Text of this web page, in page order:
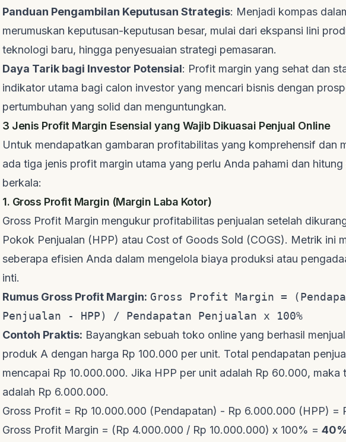
Panduan Pengambilan Keputusan Strategis: Menjadi kompas
merumuskan keputusan-keputusan besar, mulai dari ekspansi lini
teknologi baru, hingga penyesuaian strategi pemasaran.
Daya Tarik bagi Investor Potensial: Profit margin yang sehat dan
indikator utama bagi calon investor yang mencari bisnis dengan
pertumbuhan yang solid dan menguntungkan.
3 Jenis Profit Margin Esensial yang Wajib Dikuasai Penjual Online
Untuk mendapatkan gambaran profitabilitas yang komprehensif dan
ada tiga jenis profit margin utama yang perlu Anda pahami dan hitung
berkala:
1. Gross Profit Margin (Margin Laba Kotor)
Gross Profit Margin mengukur profitabilitas penjualan setelah
Pokok Penjualan (HPP) atau Cost of Goods Sold (COGS). Metrik ini
seberapa efisien Anda dalam mengelola biaya produksi atau
inti.
Rumus Gross Profit Margin: Gross Profit Margin =
Penjualan - HPP) / Pendapatan Penjualan x 100%
Contoh Praktis: Bayangkan sebuah toko online yang berhasil
produk A dengan harga Rp 100.000 per unit. Total pendapatan
mencapai Rp 10.000.000. Jika HPP per unit adalah Rp 60.000, maka
adalah Rp 6.000.000.
Gross Profit = Rp 10.000.000 (Pendapatan) - Rp 6.000.000 (HPP) =
Gross Profit Margin = (Rp 4.000.000 / Rp 10.000.000) x 100% = 40%